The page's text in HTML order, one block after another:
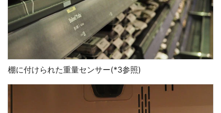
棚に付けられた重量センサー(*3参照)